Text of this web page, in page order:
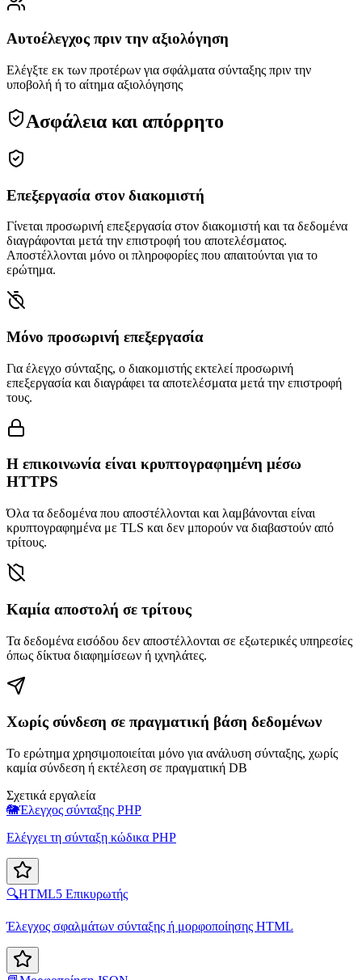
Αυτοέλεγχος πριν την αξιολόγηση
Ελέγξτε εκ των προτέρων για σφάλματα σύνταξης πριν την
υποβολή ή το αίτημα αξιολόγησης
Ασφάλεια και απόρρητο
Επεξεργασία στον διακομιστή
Γίνεται προσωρινή επεξεργασία στον διακομιστή και τα δεδομένα
διαγράφονται μετά την επιστροφή του αποτελέσματος.
Αποστέλλονται μόνο οι πληροφορίες που απαιτούνται για το
ερώτημα.
Μόνο προσωρινή επεξεργασία
Για έλεγχο σύνταξης, ο διακομιστής εκτελεί προσωρινή
επεξεργασία και διαγράφει τα αποτελέσματα μετά την επιστροφή
τους.
Η επικοινωνία είναι κρυπτογραφημένη μέσω
HTTPS
Όλα τα δεδομένα που αποστέλλονται και λαμβάνονται είναι
κρυπτογραφημένα με TLS και δεν μπορούν να διαβαστούν από
τρίτους.
Καμία αποστολή σε τρίτους
Τα δεδομένα εισόδου δεν αποστέλλονται σε εξωτερικές υπηρεσίες
όπως δίκτυα διαφημίσεων ή ιχνηλάτες.
Χωρίς σύνδεση σε πραγματική βάση δεδομένων
Το ερώτημα χρησιμοποιείται μόνο για ανάλυση σύνταξης, χωρίς
καμία σύνδεση ή εκτέλεση σε πραγματική DB
Σχετικά εργαλεία
🐘Έλεγχος σύνταξης PHP
Ελέγχει τη σύνταξη κώδικα PHP
🔍HTML5 Επικυρωτής
Έλεγχος σφαλμάτων σύνταξης ή μορφοποίησης HTML